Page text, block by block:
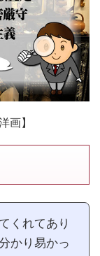
画】
くれてあり
かり易かっ